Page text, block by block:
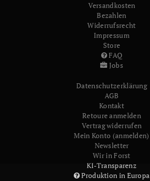
Versandkosten
Bezahlen
Widerrufs­recht
Impressum
Store
FAQ
Jobs
Daten­schutz­erklärung
AGB
Kontakt
Retoure anmelden
Vertrag widerrufen
Mein Konto (anmelden)
Newsletter
Wir in Forst
KI-Transparenz
Produktion in Europa